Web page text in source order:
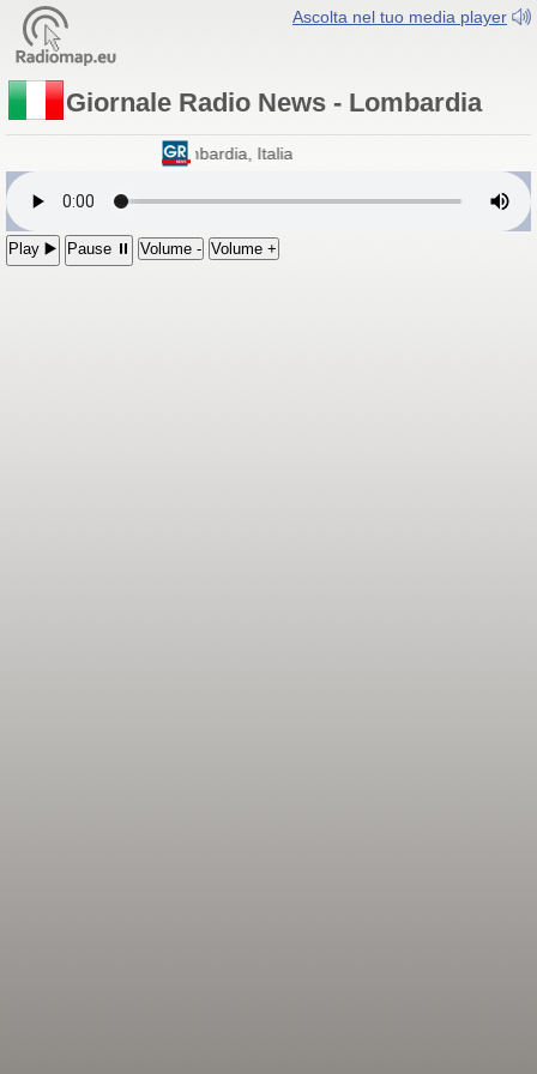
Ascolta nel tuo media player
Giornale Radio News - Lombardia
- Lombardia, Italia
Play ▶️ Pause ⏸ Volume - Volume +